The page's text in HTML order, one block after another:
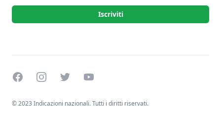
Iscriviti
FacebookInstagramTwitterYouTube
© 2023 Indicazioni nazionali. Tutti i diritti riservati.